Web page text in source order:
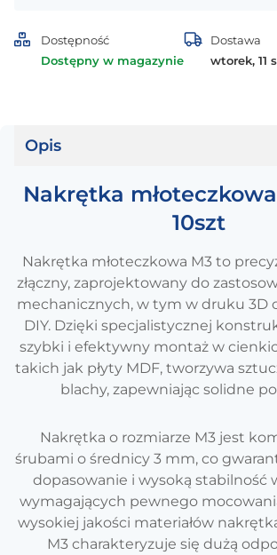
Dostępność
Dostępny w magazynie
Dostawa
wtorek, 11
Opis
Nakrętka
10szt
Nakrętka młoteczkowa M3 to
złączny, zaprojektowany do
mechanicznych, w tym w druku 3D
DIY. Dzięki specjalistycznej
szybki i efektywny montaż w
takich jak płyty MDF, tworzywa
blachy, zapewniając solidne
Nakrętka o rozmiarze M3 jest
śrubami o średnicy 3 mm, co
dopasowanie i wysoką stabilność
wymagających pewnego
wysokiej jakości materiałów
M3 charakteryzuje się dużą